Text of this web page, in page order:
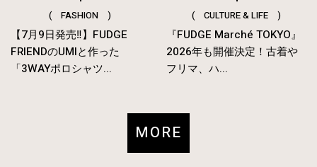
( FASHION )
【7月9日発売‼︎】FUDGE
FRIENDのUMIと作った
「3WAYポロシャツ...
( CULTURE & LIFE )
『FUDGE Marché TOKYO』
2026年も開催決定！古着や
フリマ、ハ...
MORE